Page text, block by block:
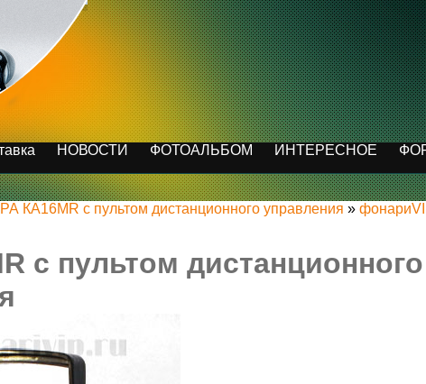
НОВОСТИ ФОТОАЛЬБОМ ИНТЕРЕСНОЕ
КА16MR с пультом дистанционного управления »
с пультом дистанционного